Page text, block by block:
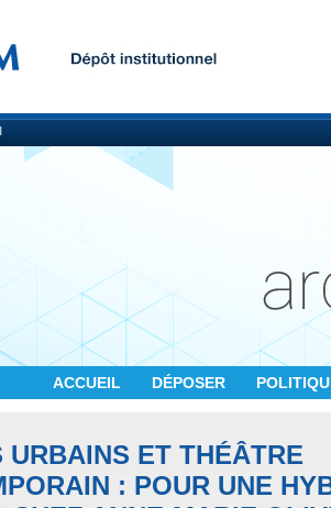
ACCUEIL DÉPOSER
URBAINS ET THÉÂTRE
: POUR UNE